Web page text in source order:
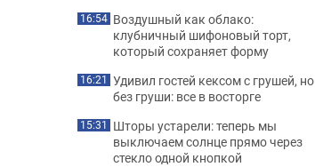
16:54 Воздушный как облако:
клубничный шифоновый торт,
который сохраняет форму
16:21 Удивил гостей кексом с грушей, но
без груши: все в восторге
15:31 Шторы устарели: теперь мы
выключаем солнце прямо через
стекло одной кнопкой